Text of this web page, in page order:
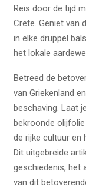
Reis door de tijd
Crete. Geniet van
in elke druppel
het lokale
Betreed de
van Griekenland
beschaving. Laat
bekroonde
de rijke cultuur en
Dit uitgebreide
geschiedenis, het
van dit